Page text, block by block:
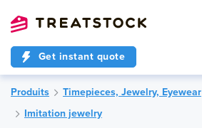
Get instant quote
Produits Timepieces, Jewelry, Eyewear
Imitation jewelry